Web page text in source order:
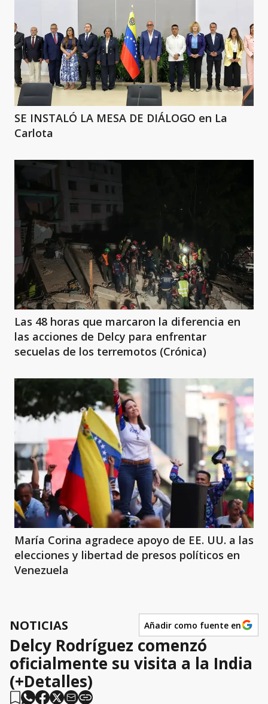
SE INSTALÓ LA MESA DE DIÁLOGO en La
Carlota
Las 48 horas que marcaron la diferencia en
las acciones de Delcy para enfrentar
secuelas de los terremotos (Crónica)
María Corina agradece apoyo de EE. UU. a las
elecciones y libertad de presos políticos en
Venezuela
NOTICIAS Añadir como fuente en
Delcy Rodríguez comenzó
oficialmente su visita a la India
(+Detalles)